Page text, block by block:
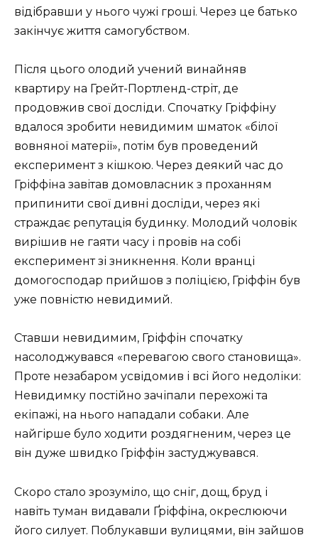
відібравши у нього чужі гроші. Через це батько
закінчує життя самогубством.
Після цього олодий учений винайняв
квартиру на Грейт-Портленд-стріт, де
продовжив свої досліди. Спочатку Гріффіну
вдалося зробити невидимим шматок «білої
вовняної матерії», потім був проведений
експеримент з кішкою. Через деякий час до
Гріффіна завітав домовласник з проханням
припинити свої дивні досліди, через які
страждає репутація будинку. Молодий чоловік
вирішив не гаяти часу і провів на собі
експеримент зі зникнення. Коли вранці
домогосподар прийшов з поліцією, Гріффін був
уже повністю невидимий.
Ставши невидимим, Гріффін спочатку
насолоджувався «перевагою свого становища».
Проте незабаром усвідомив і всі його недоліки:
Невидимку постійно зачіпали перехожі та
екіпажі, на нього нападали собаки. Але
найгірше було ходити роздягненим, через це
він дуже швидко Гріффін застуджувався.
Скоро стало зрозуміло, що сніг, дощ, бруд і
навіть туман видавали Ґріффіна, окреслюючи
його силует. Поблукавши вулицями, він зайшов